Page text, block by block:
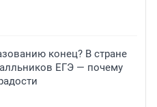
конец? В стране
ЕГЭ — почему